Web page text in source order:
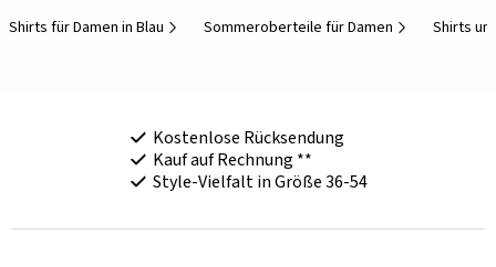
Shirts für Damen in Blau Sommeroberteile für Damen Shirts
Kostenlose Rücksendung
Kauf auf Rechnung **
Style-Vielfalt in Größe 36-54